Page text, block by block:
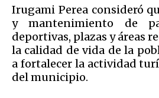
Irugami Perea consideró
y mantenimiento de
deportivas, plazas y áreas
la calidad de vida de la
a fortalecer la actividad
del municipio.